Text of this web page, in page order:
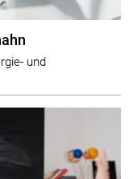
und